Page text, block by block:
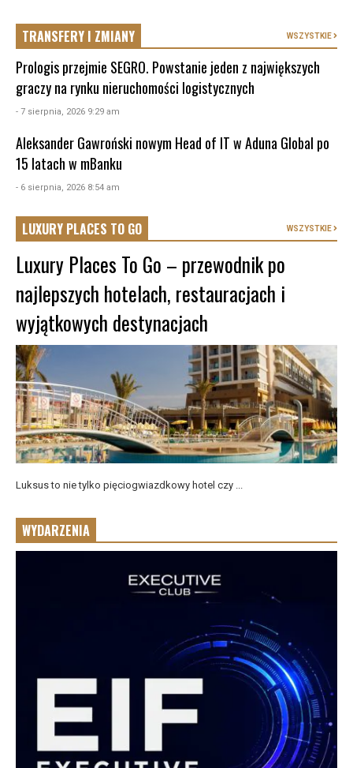
TRANSFERY I ZMIANY WSZYSTKIE
Prologis przejmie SEGRO. Powstanie jeden z największych
graczy na rynku nieruchomości logistycznych
- 7 sierpnia, 2026 9:29 am
Aleksander Gawroński nowym Head of IT w Aduna Global po
15 latach w mBanku
- 6 sierpnia, 2026 8:54 am
LUXURY PLACES TO GO WSZYSTKIE
Luxury Places To Go – przewodnik po
najlepszych hotelach, restauracjach i
wyjątkowych destynacjach
Luksus to nie tylko pięciogwiazdkowy hotel czy ...
WYDARZENIA